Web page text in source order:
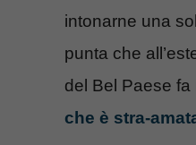
intonarne una
punta che
del Bel Paese
che è stra-